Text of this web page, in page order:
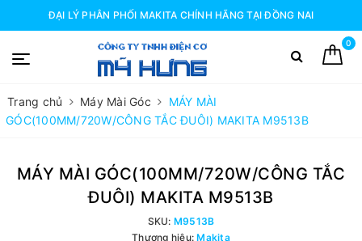
ĐẠI LÝ PHÂN PHỐI MAKITA CHÍNH HÃNG TẠI ĐỒNG NAI
0
Trang chủ Máy Mài Góc
MÁY MÀI
GÓC(100MM/720W/CÔNG TẮC ĐUÔI) MAKITA M9513B
MÁY MÀI GÓC(100MM/720W/CÔNG TẮC
ĐUÔI) MAKITA M9513B
SKU: M9513B
Thương hiệu:Makita